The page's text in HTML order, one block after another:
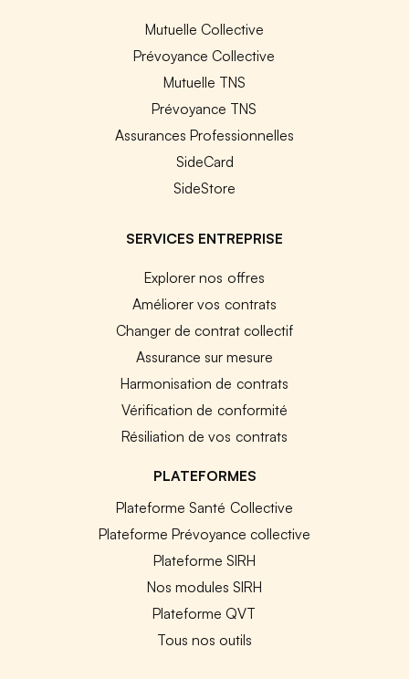
Mutuelle Collective
Prévoyance Collective
Mutuelle TNS
Prévoyance TNS
Assurances Professionnelles
SideCard
SideStore
SERVICES ENTREPRISE
Explorer nos offres
Améliorer vos contrats
Changer de contrat collectif
Assurance sur mesure
Harmonisation de contrats
Vérification de conformité
Résiliation de vos contrats
PLATEFORMES
Plateforme Santé Collective
Plateforme Prévoyance collective
Plateforme SIRH
Nos modules SIRH
Plateforme QVT
Tous nos outils